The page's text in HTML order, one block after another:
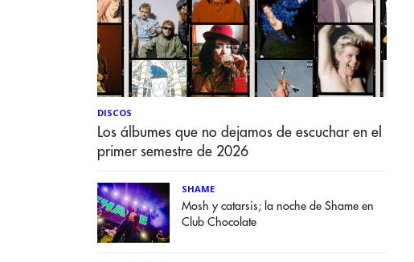
DISCOS
Los álbumes que no dejamos de escuchar en el
primer semestre de 2026
SHAME
Mosh y catarsis; la noche de Shame en
Club Chocolate